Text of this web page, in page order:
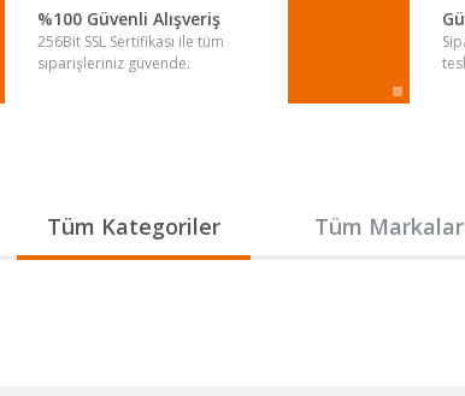
%100 Güvenli Alışveriş
256Bit SSL Sertifikası ile tüm
siparişleriniz güvende.
Tüm Kategoriler Tüm Markalar